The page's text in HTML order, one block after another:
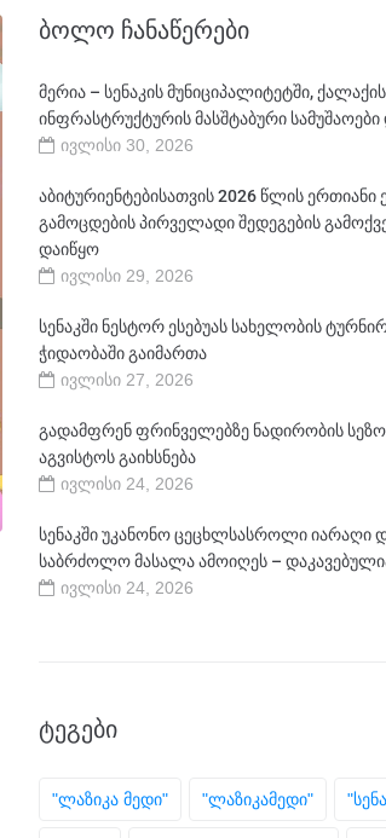
ᲑᲝᲚᲝ ᲩᲐᲜᲐᲬᲔᲠᲔᲑᲘ
მერია – სენაკის მუნიციპალიტეტში,
ინფრასტრუქტურის მასშტაბური
ივლისი 30, 2026
აბიტურიენტებისათვის 2026 წლის
გამოცდების პირველადი შედეგების
დაიწყო
ივლისი 29, 2026
სენაკში ნესტორ ესებუას სახელობის
ჭიდაობაში გაიმართა
ივლისი 27, 2026
გადამფრენ ფრინველებზე ნადირობის
აგვისტოს გაიხსნება
ივლისი 24, 2026
სენაკში უკანონო ცეცხლსასროლი იარაღი
საბრძოლო მასალა ამოიღეს –
ივლისი 24, 2026
ᲢᲔᲒᲔᲑᲘ
"ლაზიკა მედი" "ლაზიკამედი"